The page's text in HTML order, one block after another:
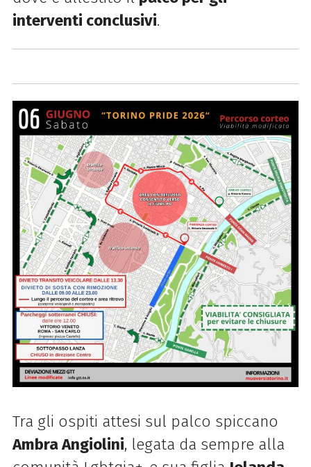
interventi conclusivi.
Tra gli ospiti attesi sul palco spiccano
Ambra Angiolini, legata da sempre alla